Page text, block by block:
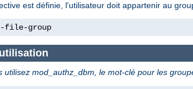
est définie, l'utilisateur doit appartenir au
file-group
utilisez mod_authz_dbm, le mot-clé pour les